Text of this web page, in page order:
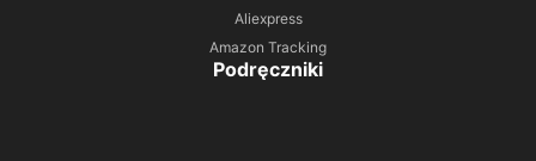
Aliexpress
Amazon Tracking
Podręczniki